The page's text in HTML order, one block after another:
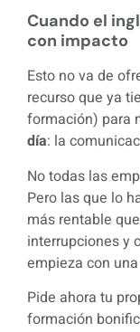
Cuando el
con impacto
Esto no va de
recurso que ya
formación) para
día: la
No todas las
Pero las que lo
más rentable
interrupciones y
empieza con
Pide ahora tu
formación